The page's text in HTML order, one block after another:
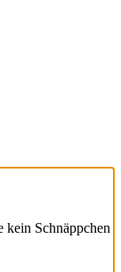
kein Schnäppchen